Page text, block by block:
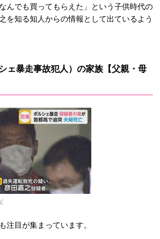
んでも買ってもらえた」という子供時代の
を知る知人からの情報として出ているよう
ェ暴走事故犯人）の家族【父親・母
注目が集まっています。